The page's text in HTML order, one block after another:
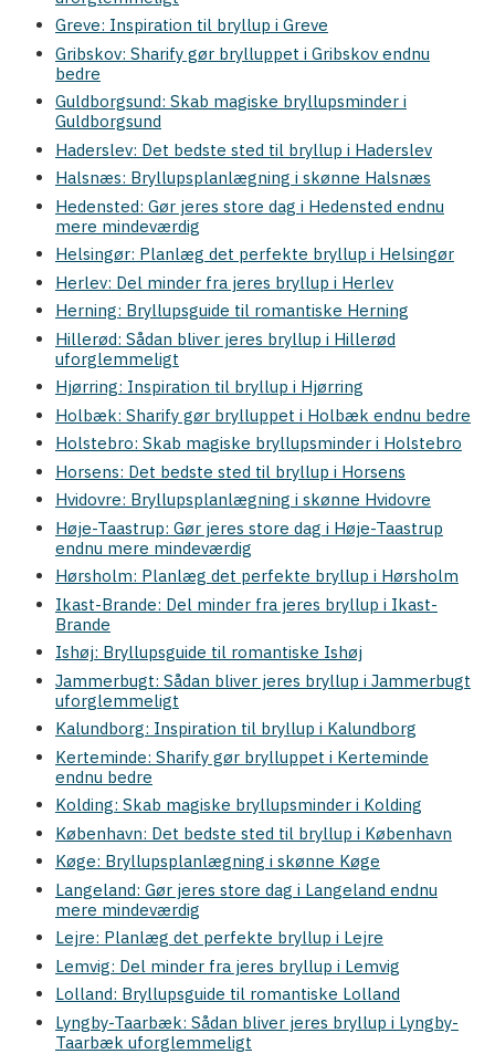
Greve: Inspiration til bryllup i Greve
Gribskov: Sharify gør brylluppet i Gribskov endnu
bedre
Guldborgsund: Skab magiske bryllupsminder i
Guldborgsund
Haderslev: Det bedste sted til bryllup i Haderslev
Halsnæs: Bryllupsplanlægning i skønne Halsnæs
Hedensted: Gør jeres store dag i Hedensted endnu
mere mindeværdig
Helsingør: Planlæg det perfekte bryllup i Helsingør
Herlev: Del minder fra jeres bryllup i Herlev
Herning: Bryllupsguide til romantiske Herning
Hillerød: Sådan bliver jeres bryllup i Hillerød
uforglemmeligt
Hjørring: Inspiration til bryllup i Hjørring
Holbæk: Sharify gør brylluppet i Holbæk endnu bedre
Holstebro: Skab magiske bryllupsminder i Holstebro
Horsens: Det bedste sted til bryllup i Horsens
Hvidovre: Bryllupsplanlægning i skønne Hvidovre
Høje-Taastrup: Gør jeres store dag i Høje-Taastrup
endnu mere mindeværdig
Hørsholm: Planlæg det perfekte bryllup i Hørsholm
Ikast-Brande: Del minder fra jeres bryllup i Ikast-
Brande
Ishøj: Bryllupsguide til romantiske Ishøj
Jammerbugt: Sådan bliver jeres bryllup i Jammerbugt
uforglemmeligt
Kalundborg: Inspiration til bryllup i Kalundborg
Kerteminde: Sharify gør brylluppet i Kerteminde
endnu bedre
Kolding: Skab magiske bryllupsminder i Kolding
København: Det bedste sted til bryllup i København
Køge: Bryllupsplanlægning i skønne Køge
Langeland: Gør jeres store dag i Langeland endnu
mere mindeværdig
Lejre: Planlæg det perfekte bryllup i Lejre
Lemvig: Del minder fra jeres bryllup i Lemvig
Lolland: Bryllupsguide til romantiske Lolland
Lyngby-Taarbæk: Sådan bliver jeres bryllup i Lyngby-
Taarbæk uforglemmeligt